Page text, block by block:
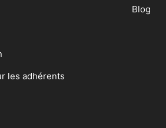
les adhérents
Blog